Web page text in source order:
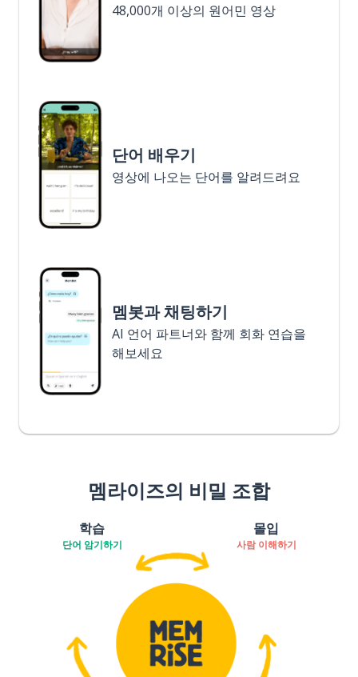
48,000개 이상의 원어민 영상
단어 배우기
영상에 나오는 단어를 알려드려요
멤봇과 채팅하기
AI 언어 파트너와 함께 회화 연습을
해보세요
멤라이즈의 비밀 조합
학습
단어 암기하기
몰입
사람 이해하기